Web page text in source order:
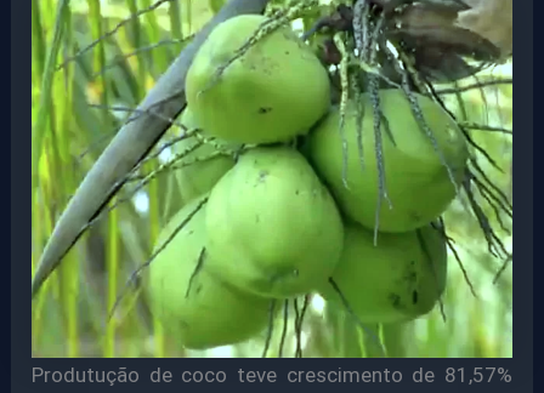
Produtução de coco teve crescimento de 81,57%